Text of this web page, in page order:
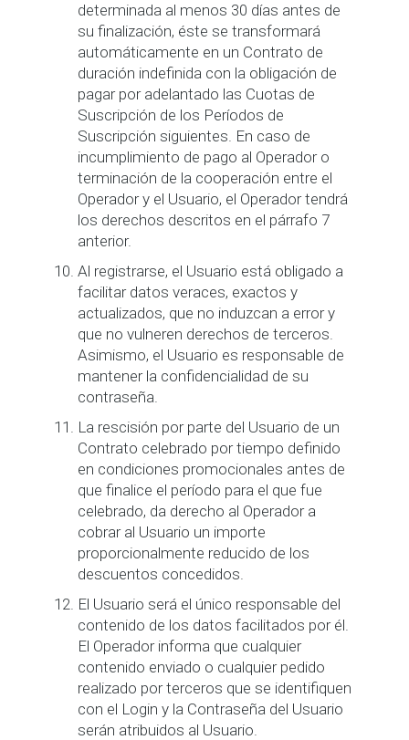
determinada al menos 30 días antes de
su finalización, éste se transformará
automáticamente en un Contrato de
duración indefinida con la obligación de
pagar por adelantado las Cuotas de
Suscripción de los Períodos de
Suscripción siguientes. En caso de
incumplimiento de pago al Operador o
terminación de la cooperación entre el
Operador y el Usuario, el Operador tendrá
los derechos descritos en el párrafo 7
anterior.
Al registrarse, el Usuario está obligado a
facilitar datos veraces, exactos y
actualizados, que no induzcan a error y
que no vulneren derechos de terceros.
Asimismo, el Usuario es responsable de
mantener la confidencialidad de su
contraseña.
La rescisión por parte del Usuario de un
Contrato celebrado por tiempo definido
en condiciones promocionales antes de
que finalice el período para el que fue
celebrado, da derecho al Operador a
cobrar al Usuario un importe
proporcionalmente reducido de los
descuentos concedidos.
El Usuario será el único responsable del
contenido de los datos facilitados por él.
El Operador informa que cualquier
contenido enviado o cualquier pedido
realizado por terceros que se identifiquen
con el Login y la Contraseña del Usuario
serán atribuidos al Usuario.